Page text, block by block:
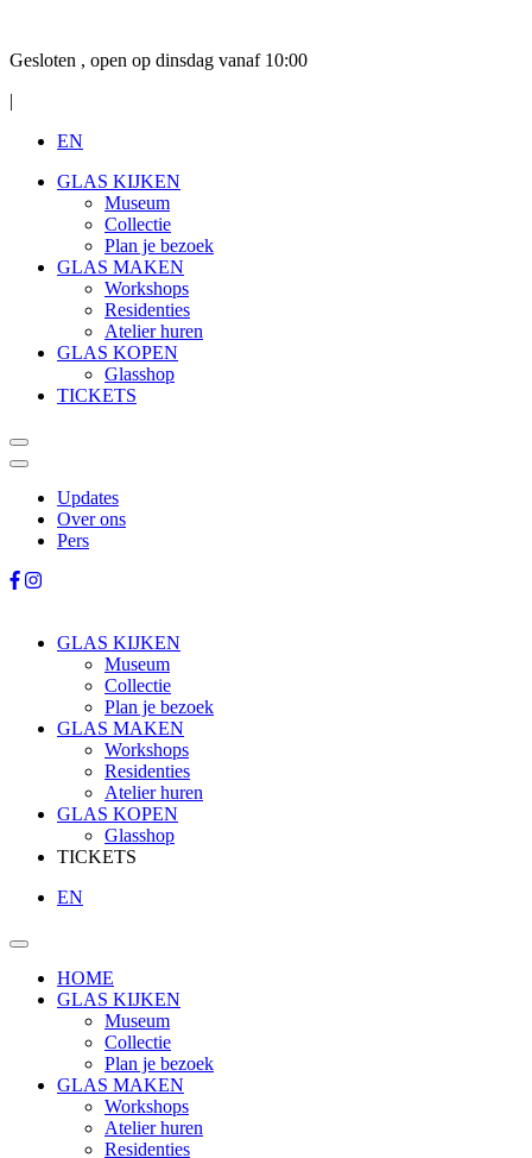
Gesloten , open op dinsdag vanaf 10:00
|
EN
GLAS KIJKEN
Museum
Collectie
Plan je bezoek
GLAS MAKEN
Workshops
Residenties
Atelier huren
GLAS KOPEN
Glasshop
TICKETS
Updates
Over ons
Pers
GLAS KIJKEN
Museum
Collectie
Plan je bezoek
GLAS MAKEN
Workshops
Residenties
Atelier huren
GLAS KOPEN
Glasshop
TICKETS
EN
HOME
GLAS KIJKEN
Museum
Collectie
Plan je bezoek
GLAS MAKEN
Workshops
Atelier huren
Residenties